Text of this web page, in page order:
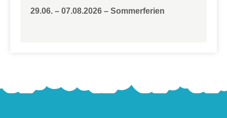
29.06. – 07.08.2026 – Sommerferien